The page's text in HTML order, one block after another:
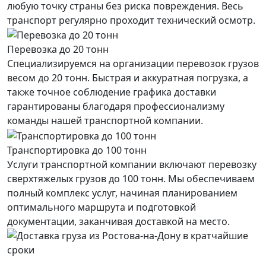
любую точку страны без риска повреждения. Весь
транспорт регулярно проходит технический осмотр.
Перевозка до 20 тонн
Специализируемся на организации перевозок грузов
весом до 20 тонн. Быстрая и аккуратная погрузка, а
также точное соблюдение графика доставки
гарантированы благодаря профессионализму
команды нашей транспортной компании.
Транспортировка до 100 тонн
Услуги транспортной компании включают перевозку
сверхтяжелых грузов до 100 тонн. Мы обеспечиваем
полный комплекс услуг, начиная планированием
оптимального маршрута и подготовкой
документации, заканчивая доставкой на место.